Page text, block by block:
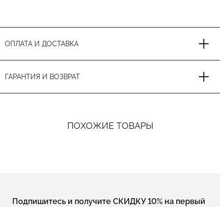
ОПЛАТА И ДОСТАВКА
ГАРАНТИЯ И ВОЗВРАТ
ПОХОЖИЕ ТОВАРЫ
Подпишитесь и получите СКИДКУ 10% на первый